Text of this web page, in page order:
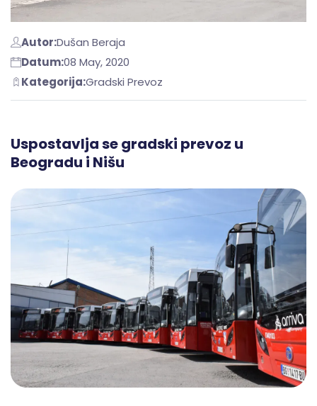
Autor:Dušan Beraja
Datum:08 May, 2020
Kategorija:Gradski Prevoz
Uspostavlja se gradski prevoz u
Beogradu i Nišu